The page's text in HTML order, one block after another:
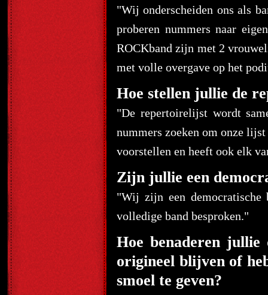
"Wij onderscheiden ons als
proberen nummers naar
ROCKband zijn met 2
met volle overgave op het
Hoe stellen jullie de
"De repertoirelijst wordt
nummers zoeken om onze
voorstellen en heeft ook elk
Zijn jullie een
"Wij zijn een democratische
volledige band besproken."
Hoe benaderen
origineel blijven of
smoel te geven?